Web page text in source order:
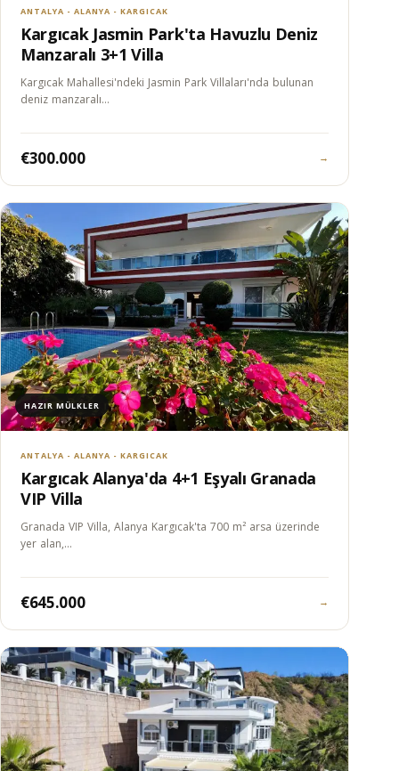
ANTALYA - ALANYA - KARGICAK
Kargıcak Jasmin Park'ta Havuzlu Deniz
Manzaralı 3+1 Villa
Kargıcak Mahallesi'ndeki Jasmin Park Villaları'nda bulunan
deniz manzaralı…
€300.000 →
HAZIR MÜLKLER
ANTALYA - ALANYA - KARGICAK
Kargıcak Alanya'da 4+1 Eşyalı Granada
VIP Villa
Granada VIP Villa, Alanya Kargıcak'ta 700 m² arsa üzerinde
yer alan,…
€645.000 →